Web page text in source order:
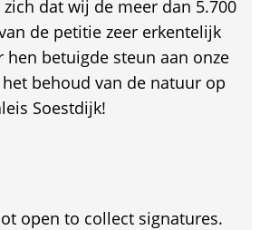
dat wij de meer dan 5.700
de petitie zeer erkentelijk
hen betuigde steun aan onze
behoud van de natuur op
Soestdijk!
open to collect signatures.